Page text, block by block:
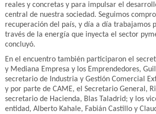
reales y concretas y para impulsar el
central de nuestra sociedad. Seguimos
recuperación del país, y día a día trabajamos
través de la energía que inyecta el sector
concluyó.
En el encuentro también participaron el
y Mediana Empresa y los Emprendedores,
secretario de Industria y Gestión Comercial
y por parte de CAME, el Secretario General,
secretario de Hacienda, Blas Taladrid; y los
entidad, Alberto Kahale, Fabián Castillo y